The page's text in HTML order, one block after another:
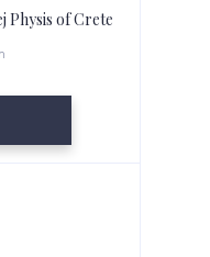
Physis of Crete